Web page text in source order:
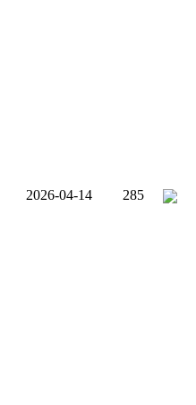
2026-04-14 285